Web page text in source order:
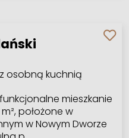
osobną kuchnią
mieszkanie
położone w
w Nowym Dworze